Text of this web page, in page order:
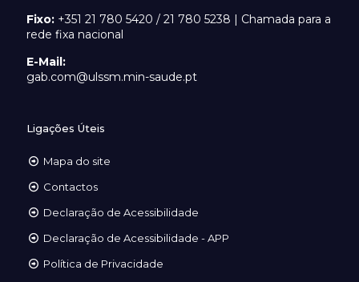
Fixo: +351 21 780 5420 / 21 780 5238 | Chamada para a
rede fixa nacional
E-Mail:
gab.com@ulssm.min-saude.pt
Ligações Úteis
Mapa do site
Contactos
Declaração de Acessibilidade
Declaração de Acessibilidade - APP
Política de Privacidade